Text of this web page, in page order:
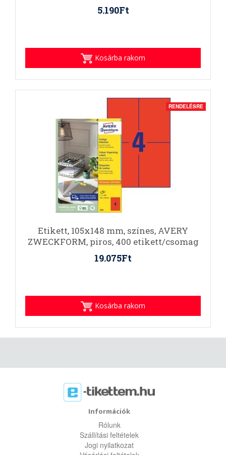
5.190Ft
Kosárba rakom
RENDELÉSRE
Etikett, 105x148 mm, színes, AVERY
ZWECKFORM, piros, 400 etikett/csomag
19.075Ft
Kosárba rakom
Információk
Rólunk
Szállítási feltételek
Jogi nyilatkozat